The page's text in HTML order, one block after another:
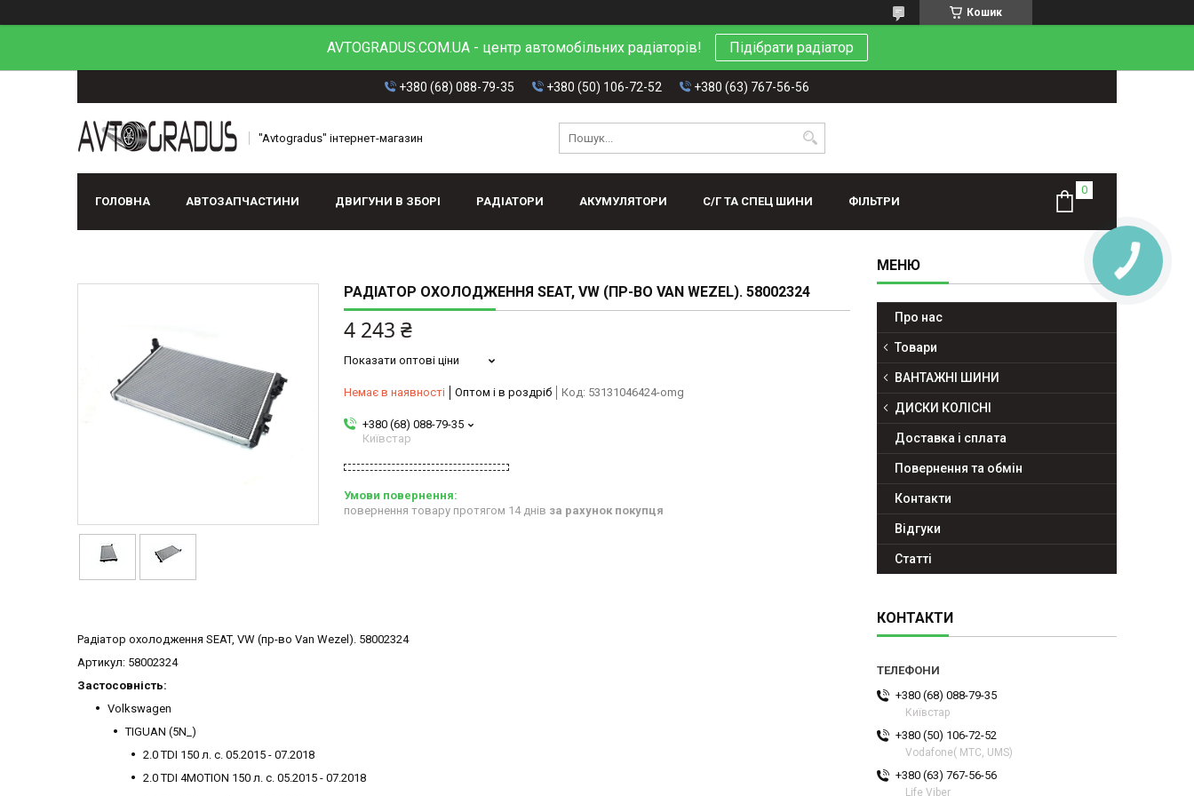
Кошик
AVTOGRADUS.COM.UA - центр автомобільних радіаторів! Підібрати радіатор
+380 (68) 088-79-35 +380 (50) 106-72-52 +380 (63) 767-56-56
"Avtogradus" інтернет-магазин
ГОЛОВНА АВТОЗАПЧАСТИНИ ДВИГУНИ В ЗБОРІ РАДІАТОРИ АКУМУЛЯТОРИ С/Г ТА СПЕЦ ШИНИ ФІЛЬТРИ
РАДІАТОР ОХОЛОДЖЕННЯ SEAT, VW (ПР-ВО VAN WEZEL). 58002324
4 243 ₴
Показати оптові ціни
Немає в наявності Оптом і в роздріб Код: 53131046424-omg
+380 (68) 088-79-35
Київстар
повернення товару протягом 14 днів за рахунок покупця
Радіатор охолодження SEAT, VW (пр-во Van Wezel). 58002324
Артикул: 58002324
Застосовність:
Volkswagen
TIGUAN (5N_)
2.0 TDI 150 л. с. 05.2015 - 07.2018
2.0 TDI 4MOTION 150 л. с. 05.2015 - 07.2018
Про нас
Товари
ВАНТАЖНІ ШИНИ
ДИСКИ КОЛІСНІ
Доставка і сплата
Повернення та обмін
Контакти
Відгуки
Статті
КОНТАКТИ
+380 (68) 088-79-35
Київстар
+380 (50) 106-72-52
Vodafone( МТС, UMS)
+380 (63) 767-56-56
Life Viber